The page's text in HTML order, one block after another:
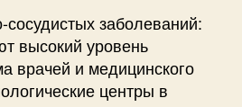
заболеваний:
высокий уровень
врачей и медицинского
центры в